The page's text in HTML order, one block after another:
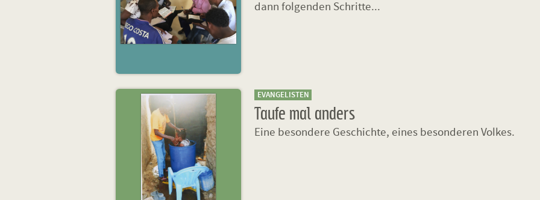
dann folgenden Schritte...
EVANGELISTEN
Taufe mal anders
Eine besondere Geschichte, eines besonderen Volkes.